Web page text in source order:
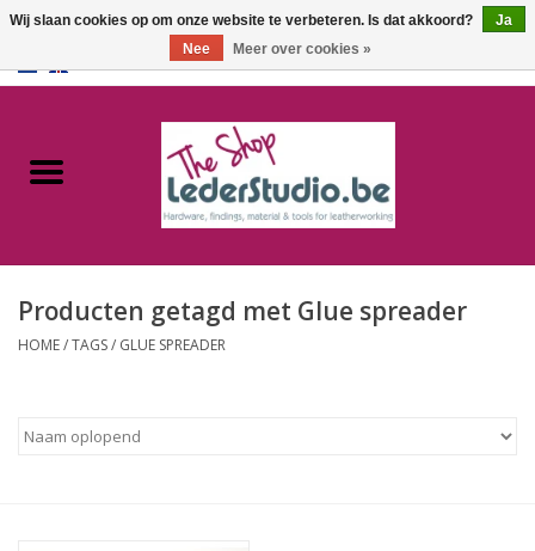
Catalogus
FAQ
Producten getagd met Glue spreader
HOME/TAGS/ GLUE SPREADER
Wij slaan cookies op om onze website te verbeteren. Is dat akkoord?
Ja
Nee
Meer over cookies »